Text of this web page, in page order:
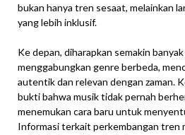
bukan hanya tren sesaat, melainkan
yang lebih inklusif.
Ke depan, diharapkan semakin
menggabungkan genre berbeda,
autentik dan relevan dengan zaman.
bukti bahwa musik tidak pernah
menemukan cara baru untuk
Informasi terkait perkembangan tren